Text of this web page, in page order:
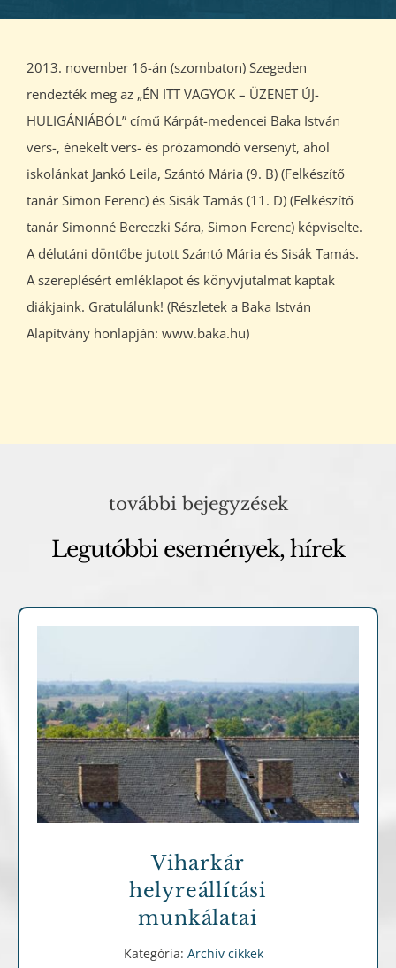
2013. november 16-án (szombaton) Szegeden
rendezték meg az „ÉN ITT VAGYOK – ÜZENET ÚJ-
HULIGÁNIÁBÓL” című Kárpát-medencei Baka István
vers-, énekelt vers- és prózamondó versenyt, ahol
iskolánkat Jankó Leila, Szántó Mária (9. B) (Felkészítő
tanár Simon Ferenc) és Sisák Tamás (11. D) (Felkészítő
tanár Simonné Bereczki Sára, Simon Ferenc) képviselte.
A délutáni döntőbe jutott Szántó Mária és Sisák Tamás.
A szereplésért emléklapot és könyvjutalmat kaptak
diákjaink. Gratulálunk! (Részletek a Baka István
Alapítvány honlapján: www.baka.hu)
további bejegyzések
Legutóbbi események, hírek
Archív cikkek
Viharkár
helyreállítási
munkálatai
Kategória: Archív cikkek